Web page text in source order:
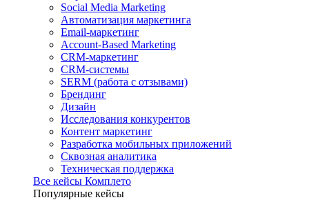
Social Media Marketing
Автоматизация маркетинга
Email-маркетинг
Account-Based Marketing
CRM-маркетинг
CRM-системы
SERM (работа с отзывами)
Брендинг
Дизайн
Исследования конкурентов
Контент маркетинг
Разработка мобильных приложений
Сквозная аналитика
Техническая поддержка
Все кейсы Комплето
Популярные кейсы